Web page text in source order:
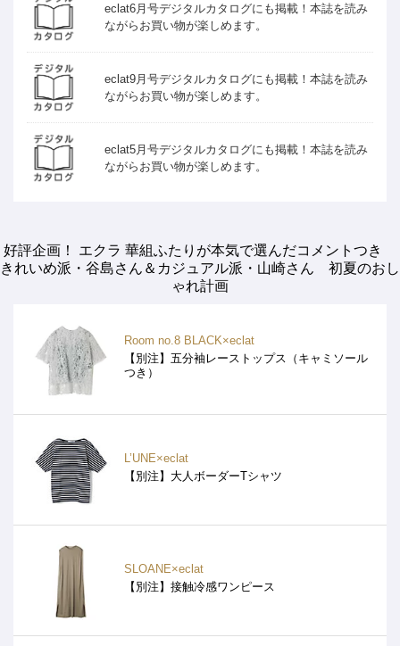
eclat6月号デジタルカタログにも掲載！本誌を読み
ながらお買い物が楽しめます。
eclat9月号デジタルカタログにも掲載！本誌を読み
ながらお買い物が楽しめます。
eclat5月号デジタルカタログにも掲載！本誌を読み
ながらお買い物が楽しめます。
好評企画！ エクラ 華組ふたりが本気で選んだコメントつき
きれいめ派・谷島さん＆カジュアル派・山崎さん 初夏のおし
ゃれ計画
Room no.8 BLACK×eclat
【別注】五分袖レーストップス（キャミソール
つき）
L’UNE×eclat
【別注】大人ボーダーTシャツ
SLOANE×eclat
【別注】接触冷感ワンピース